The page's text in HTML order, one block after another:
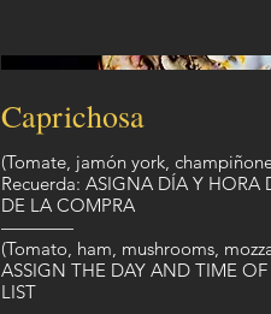
Caprichosa
(Tomate, jamón york,
Recuerda: ASIGNA DÍA Y HORA
DE LA COMPRA
————
(Tomato, ham, mushrooms,
ASSIGN THE DAY AND TIME
LIST